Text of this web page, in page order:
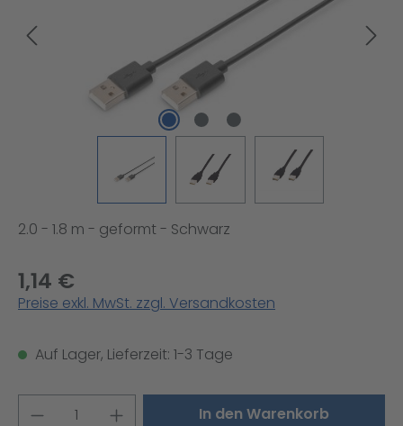
2.0 - 1.8 m - geformt - Schwarz
1,14 €
Preise exkl. MwSt. zzgl. Versandkosten
Auf Lager, Lieferzeit: 1-3 Tage
Produkt Anzahl: Gib denIn den Warenkorb